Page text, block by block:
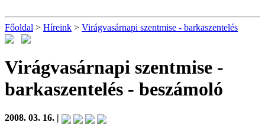
Főoldal > Híreink > Virágvasárnapi szentmise - barkaszentelés
Virágvasárnapi szentmise -
barkaszentelés - beszámoló
2008. 03. 16. |